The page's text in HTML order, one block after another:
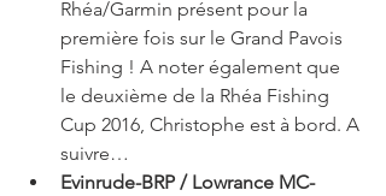
Rhéa/Garmin présent pour la
première fois sur le Grand Pavois
Fishing ! A noter également que
le deuxième de la Rhéa Fishing
Cup 2016, Christophe est à bord. A
suivre…
Evinrude-BRP / Lowrance MC-